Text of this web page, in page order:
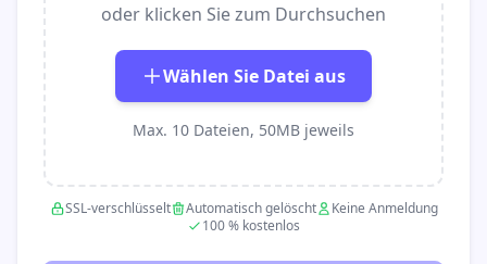
oder klicken Sie zum Durchsuchen
Wählen Sie Datei aus
Max. 10 Dateien, 50MB jeweils
SSL-verschlüsselt Automatisch gelöscht
Keine Anmeldung
100 % kostenlos